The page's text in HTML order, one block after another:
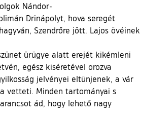
Nándor-
Drinápolyt, hova seregét
Szendrőre jött. Lajos
ürügye alatt erejét kikémleni
egész kiséretével orozva
jelvényei eltünjenek, a vár
vetteti. Minden tartományai s
ád, hogy lehető nagy